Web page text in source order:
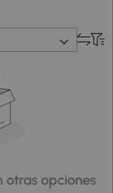
otras opciones